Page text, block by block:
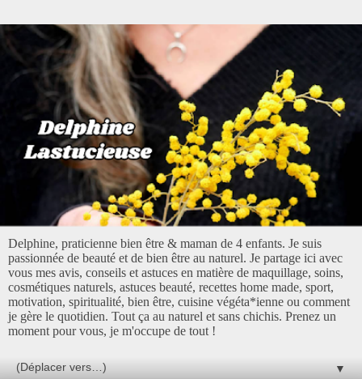
Delphine, praticienne bien être & maman de 4 enfants. Je suis
passionnée de beauté et de bien être au naturel. Je partage ici avec
vous mes avis, conseils et astuces en matière de maquillage, soins,
cosmétiques naturels, astuces beauté, recettes home made, sport,
motivation, spiritualité, bien être, cuisine végéta*ienne ou comment
je gère le quotidien. Tout ça au naturel et sans chichis. Prenez un
moment pour vous, je m'occupe de tout !
▼